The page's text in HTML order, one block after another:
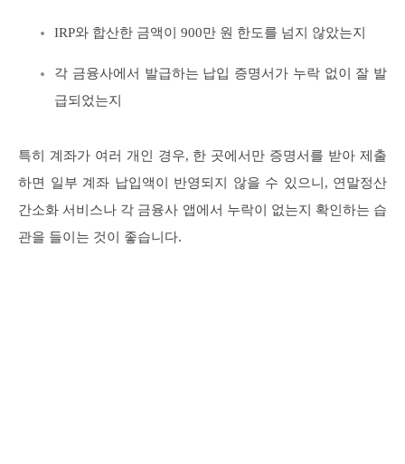
IRP와 합산한 금액이 900만 원 한도를 넘지 않았는지
각 금융사에서 발급하는 납입 증명서가 누락 없이 잘 발
급되었는지
특히 계좌가 여러 개인 경우, 한 곳에서만 증명서를 받아 제출
하면 일부 계좌 납입액이 반영되지 않을 수 있으니, 연말정산
간소화 서비스나 각 금융사 앱에서 누락이 없는지 확인하는 습
관을 들이는 것이 좋습니다.